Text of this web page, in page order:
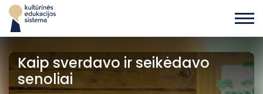
Kaip sverdavo ir seikėdavo
senoliai